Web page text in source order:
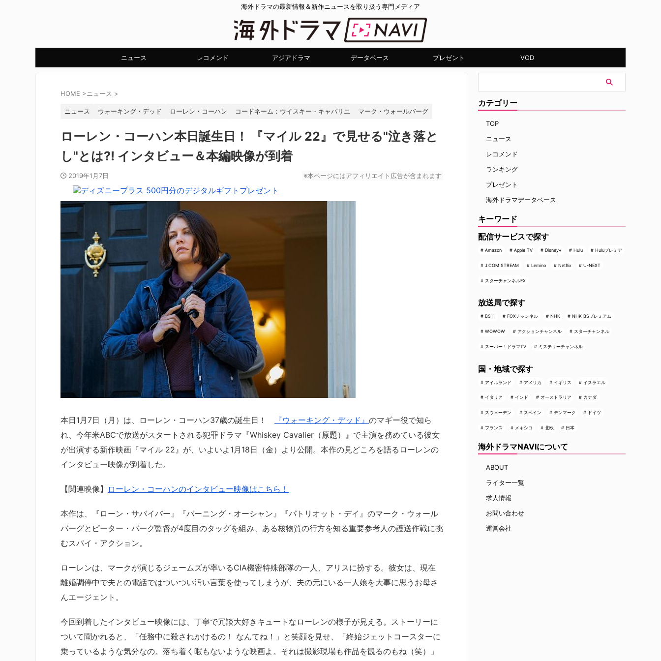
海外ドラマの最新情報＆新作ニュースを取り扱う専門メディア
ニュース レコメンド アジアドラマ データベース プレゼント VOD
HOME >ニュース >
ニュース ウォーキング・デッド ローレン・コーハン コードネーム：ウイスキー・キャバリエ マーク・ウォールバーグ
ローレン・コーハン本日誕生日！ 『マイル 22』で見せる"泣き落と
し"とは?! インタビュー＆本編映像が到着
2019年1月7日 ※本ページにはアフィリエイト広告が含まれます
本日1月7日（月）は、ローレン・コーハン37歳の誕生日！ 『ウォーキング・デッド』 のマギー役で知ら
れ、今年米ABCで放送がスタートされる犯罪ドラマ『Whiskey Cavalier（原題）』で主演を務めている彼女
が出演する新作映画『マイル 22』が、いよいよ1月18日（金）より公開。本作の見どころを語るローレンの
インタビュー映像が到着した。
【関連映像】 ローレン・コーハンのインタビュー映像はこちら！
本作は、『ローン・サバイバー』『バーニング・オーシャン』『パトリオット・デイ』のマーク・ウォール
バーグとピーター・バーグ監督が4度目のタッグを組み、ある核物質の行方を知る重要参考人の護送作戦に挑
むスパイ・アクション。
ローレンは、マークが演じるジェームズが率いるCIA機密特殊部隊の一人、アリスに扮する。彼女は、現在
離婚調停中で夫との電話ではついつい汚い言葉を使ってしまうが、夫の元にいる一人娘を大事に思うお母さ
んエージェント。
今回到着したインタビュー映像には、丁寧で冗談大好きキュートなローレンの様子が見える。ストーリーに
ついて聞かれると、「任務中に殺されかけるの！ なんてね！」と笑顔を見せ、「終始ジェットコースターに
乗っているような気分なの。落ち着く暇もないような映画よ。それは撮影現場も作品を観るのもね（笑）」
カテゴリー
TOP
ニュース
レコメンド
ランキング
プレゼント
海外ドラマデータベース
キーワード
配信サービスで探す
Amazon Apple TV Disney+ Hulu Huluプレミア
J:COM STREAM Lemino Netflix U-NEXT
スターチャンネルEX
放送局で探す
BS11 FOXチャンネル NHK NHK BSプレミアム
WOWOW アクションチャンネル スターチャンネル
スーパー！ドラマTV ミステリーチャンネル
国・地域で探す
アイルランド アメリカ イギリス イスラエル
イタリア インド オーストラリア カナダ
スウェーデン スペイン デンマーク ドイツ
フランス メキシコ 北欧 日本
海外ドラマNAVIについて
ABOUT
ライター一覧
求人情報
お問い合わせ
運営会社